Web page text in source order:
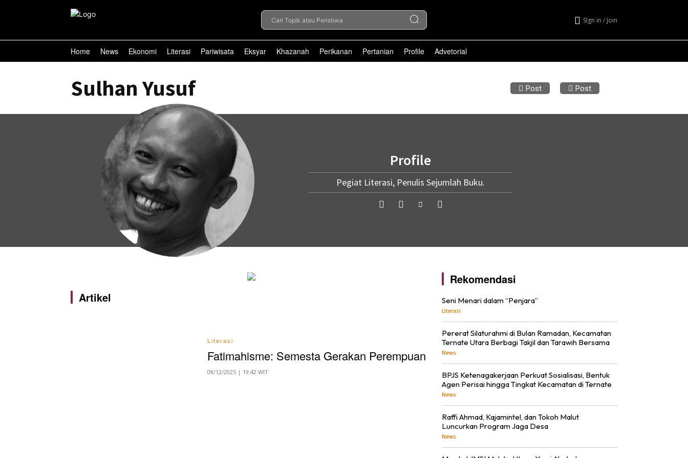
Cari Topik atau Peristiwa SIgn in / Join
Home News Ekonomi Literasi Pariwisata Eksyar Khazanah Perikanan Pertanian Profile Advetorial
Sulhan Yusuf Post Post
Profile
Pegiat Literasi, Penulis Sejumlah Buku.
Artikel
Literasi
Fatimahisme: Semesta Gerakan Perempuan
08/12/2025 | 19:42 WIT
Rekomendasi
Seni Menari dalam “Penjara”
Literasi
Pererat Silaturahmi di Bulan Ramadan, Kecamatan
Ternate Utara Berbagi Takjil dan Tarawih Bersama
News
BPJS Ketenagakerjaan Perkuat Sosialisasi, Bentuk
Agen Perisai hingga Tingkat Kecamatan di Ternate
News
Raffi Ahmad, Kajamintel, dan Tokoh Malut
Luncurkan Program Jaga Desa
News